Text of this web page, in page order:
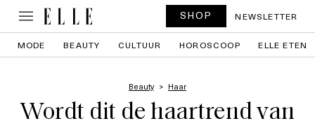
SHOP NEWSLETTER
MODE BEAUTY CULTUUR HOROSCOOP ELLE ETEN
Beauty Haar
Wordt dit de haartrend van